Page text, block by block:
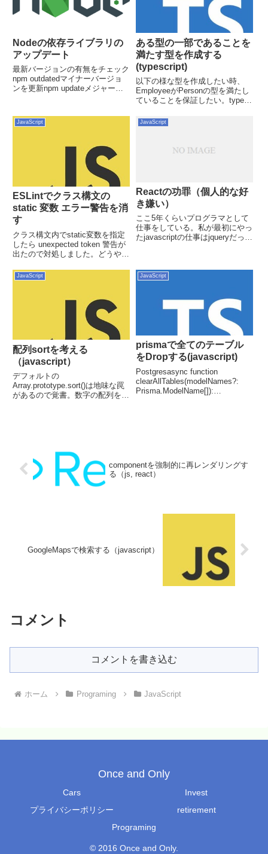
Nodeの依存ライブラリの
アップデート
最新バージョンの有無をチェック
npm outdatedマイナーバージョ
ンを更新npm updateメジャーバ
のバージョンに更新npm install
...
ある型の一部であることを
満たす型を作成する
(typescript)
以下の様な型を作成したい時、
EmployeeがPersonの型を満たし
ていることを保証したい。type
number}type Employee = { name:
string...
JavaScript
ESLintでクラス構文の
static 変数 エラー警告を消
す
クラス構文内でstatic変数を指定
したら unexpected token 警告が
出たので対処しました。どうやら
で行ったものじゃないとサポート
しないらしいです。Eslint's
JavaScript
Reactの功罪（個人的な好
き嫌い）
ここ5年くらいプログラマとして
仕事をしている。私が最初にやっ
たjavascriptの仕事はjqueryだっ
jqueryが生きてる会社は多いので
JavaScript
配列sortを考える
（javascript）
デフォルトの
Array.prototype.sort()は地味な罠
があるので覚書。数字の配列をそ
JavaScript
prismaで全てのテーブル
をDropする(javascript)
Postgresasync function
clearAllTables(modelNames?:
Prisma.ModelName[]):
componentを強制的に再レンダリングす
る（js, react）
GoogleMapsで検索する（javascript）
コメント
コメントを書き込む
ホーム Programing JavaScript
Once and Only
Cars
Invest
プライバシーポリシー
retirement
Programing
© 2016 Once and Only.